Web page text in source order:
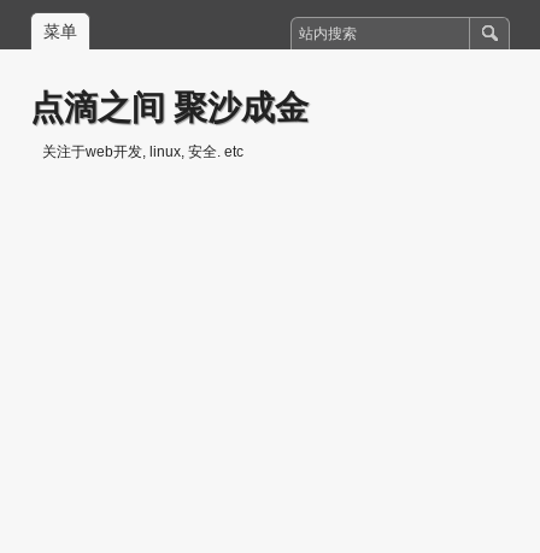
菜单
点滴之间 聚沙成金
关注于web开发, linux, 安全. etc